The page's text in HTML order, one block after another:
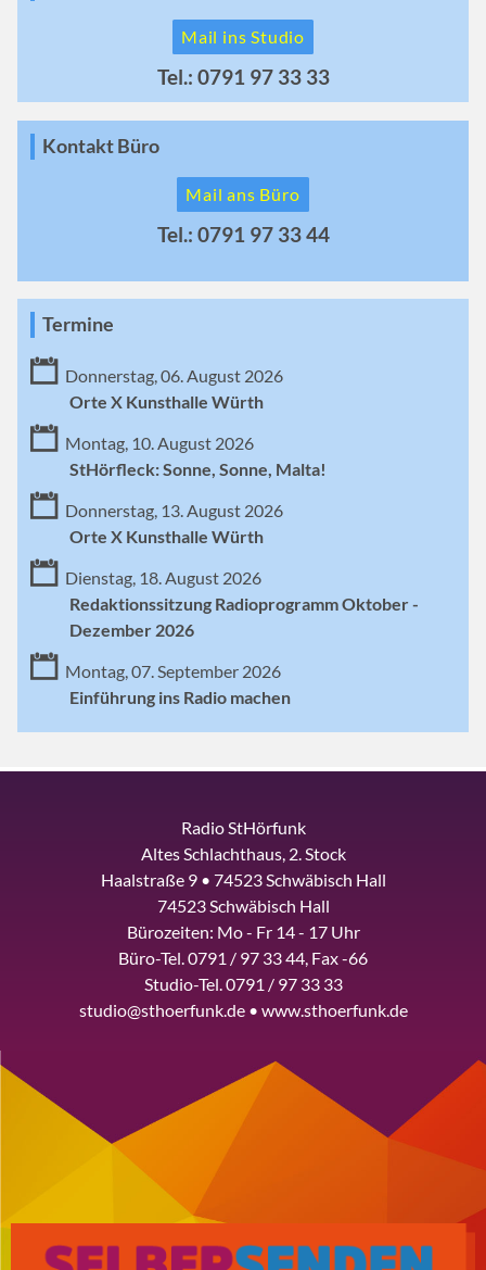
Mail ins Studio
Tel.: 0791 97 33 33
Kontakt Büro
Mail ans Büro
Tel.: 0791 97 33 44
Termine
Donnerstag, 06. August 2026
Orte X Kunsthalle Würth
Montag, 10. August 2026
StHörfleck: Sonne, Sonne, Malta!
Donnerstag, 13. August 2026
Orte X Kunsthalle Würth
Dienstag, 18. August 2026
Redaktionssitzung Radioprogramm Oktober -
Dezember 2026
Montag, 07. September 2026
Einführung ins Radio machen
Radio StHörfunk
Altes Schlachthaus, 2. Stock
Haalstraße 9 • 74523 Schwäbisch Hall
74523 Schwäbisch Hall
Bürozeiten: Mo - Fr 14 - 17 Uhr
Büro-Tel. 0791 / 97 33 44, Fax -66
Studio-Tel. 0791 / 97 33 33
studio@sthoerfunk.de • www.sthoerfunk.de